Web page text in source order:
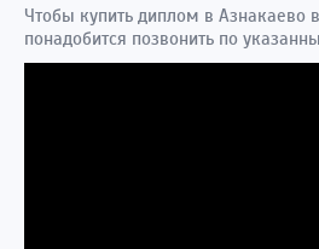
Чтобы купить диплом в
понадобится позвонить по